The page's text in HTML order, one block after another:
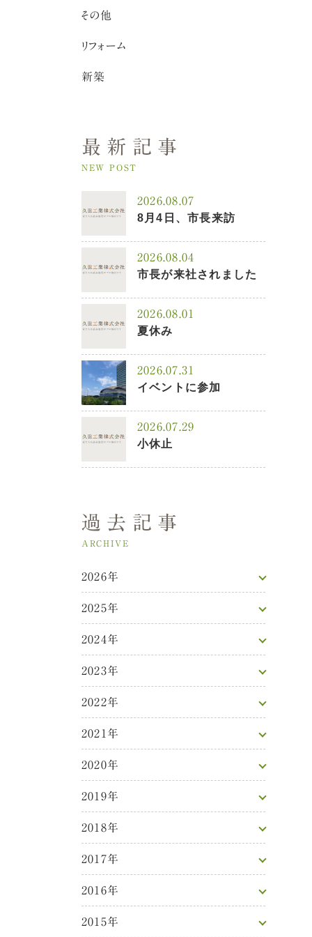
その他
リフォーム
新築
最新記事
NEW POST
2026.08.07
8月4日、市長来訪
2026.08.04
市長が来社されました
2026.08.01
夏休み
2026.07.31
イベントに参加
2026.07.29
小休止
過去記事
ARCHIVE
2026年
2025年
2024年
2023年
2022年
2021年
2020年
2019年
2018年
2017年
2016年
2015年